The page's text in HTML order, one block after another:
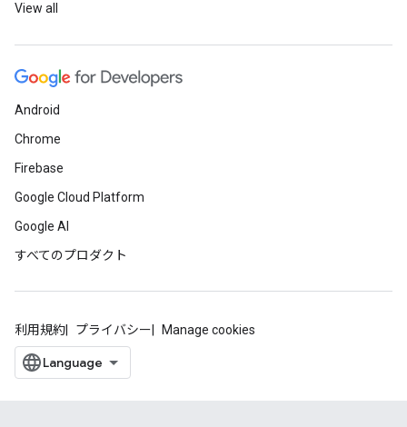
View all
Android
Chrome
Firebase
Google Cloud Platform
Google AI
すべてのプロダクト
利用規約 プライバシー Manage cookies